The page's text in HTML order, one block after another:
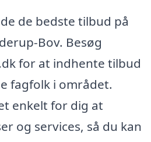
de bedste tilbud på
Bov. Besøg
for at indhente tilbud
fagfolk i området.
enkelt for dig at
og services, så du kan